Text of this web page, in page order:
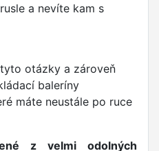
a nevíte kam s
otázky a zároveň
baleríny
máte neustále po ruce
z velmi odolných